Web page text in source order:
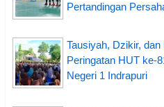
Pertandingan
Tausiyah, Dzikir,
Peringatan HUT ke-
Negeri 1 Indrapuri